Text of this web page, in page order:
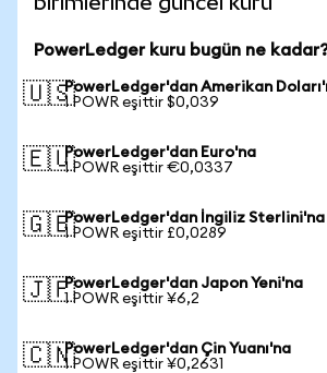
PowerLedger kuru bugün ne
🇺🇸PowerLedger'dan Amerikan
1 POWR eşittir $0,039
🇪🇺PowerLedger'dan Euro'na
1 POWR eşittir €0,0337
🇬🇧PowerLedger'dan İngiliz Sterlini'na
1 POWR eşittir £0,0289
🇯🇵PowerLedger'dan Japon Yeni'na
1 POWR eşittir ¥6,2
🇨🇳PowerLedger'dan Çin Yuanı'na
1 POWR eşittir ¥0,2631